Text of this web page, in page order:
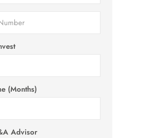
(Months)
Advisor